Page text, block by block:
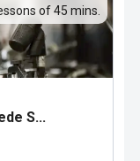
S...
of 45 mins.